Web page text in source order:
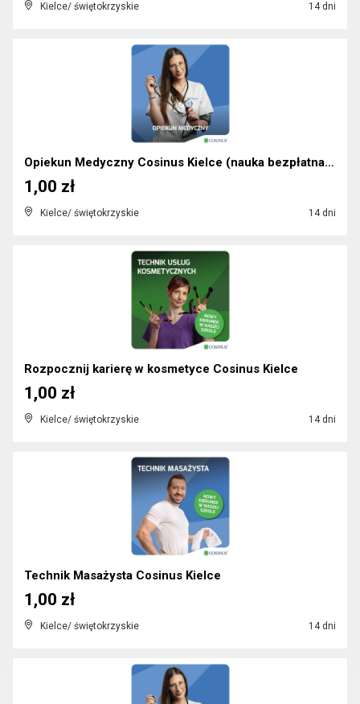
Kielce/ świętokrzyskie 14 dni
Opiekun Medyczny Cosinus Kielce (nauka bezpłatna)...
Kielce/ świętokrzyskie 14 dni
1,00 zł
Rozpocznij karierę w kosmetyce Cosinus Kielce
Kielce/ świętokrzyskie 14 dni
1,00 zł
Technik Masażysta Cosinus Kielce
Kielce/ świętokrzyskie 14 dni
1,00 zł